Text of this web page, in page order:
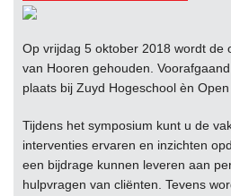
Op vrijdag 5 oktober 2018 wordt de
van Hooren gehouden.
plaats bij Zuyd Hogeschool èn
Tijdens het symposium kunt u de
interventies ervaren en inzichten
een bijdrage kunnen leveren aan
hulpvragen van cliënten. Tevens